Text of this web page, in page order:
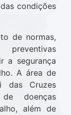
condições
de normas,
a segurança
A área de
das Cruzes
doenças
além de